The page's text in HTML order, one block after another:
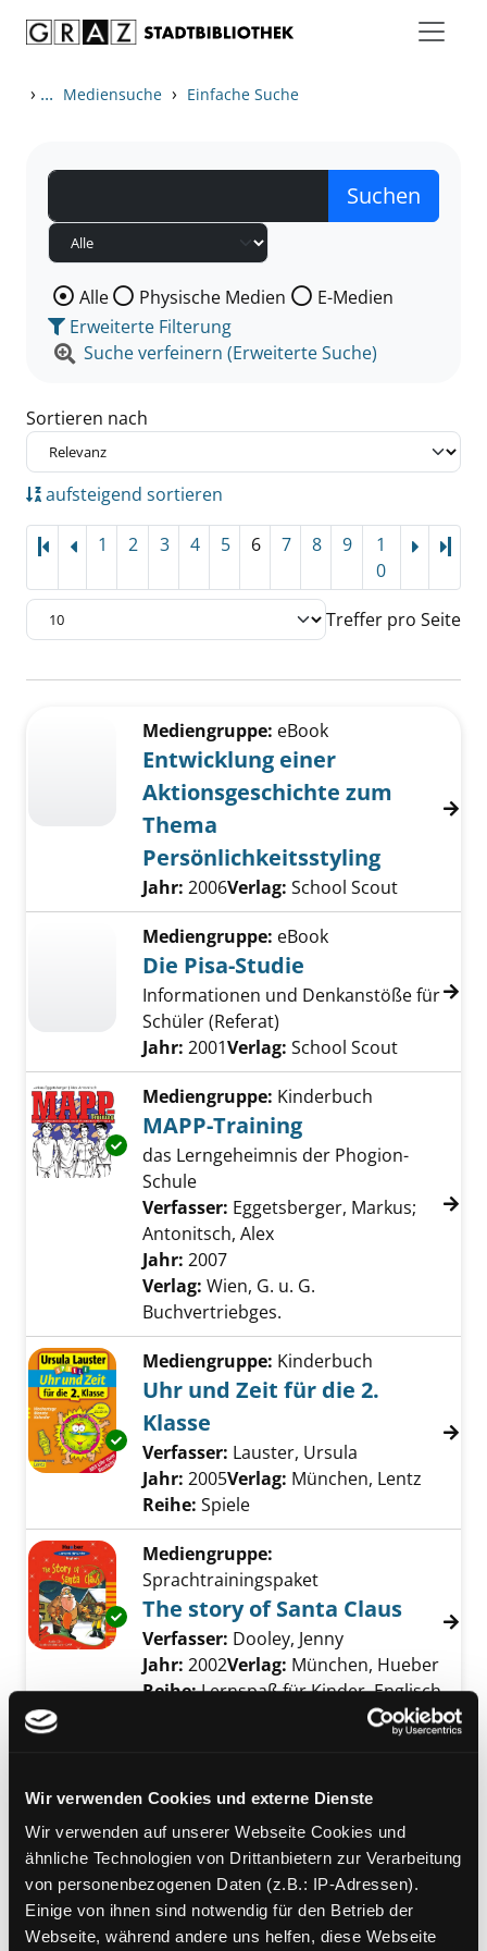
Wir verwenden Cookies und externe Dienste
Wir verwenden auf unserer Webseite Cookies und
ähnliche Technologien von Drittanbietern zur Verarbeitung
von personenbezogenen Daten (z.B.: IP-Adressen).
Einige von ihnen sind notwendig für den Betrieb der
Webseite, während andere uns helfen, diese Webseite
› ... Mediensuche › Einfache Suche
Wählen Sie die Medienart nach der Sie suchen wollen.
Alle Physische Medien
E-Medien
Erweiterte Filterung
Suche verfeinern (Erweiterte Suche)
Sortieren nach
aufsteigend sortieren
1 2 3 4 5 6 7 8 9
1
0
Treffer pro Seite
Zu den Suchfiltern springen
Mediengruppe: eBook
Entwicklung einer
Aktionsgeschichte zum
Thema
Persönlichkeitsstyling
Suche nach diesem Verfasser
Jahr: 2006Verlag: School Scout
Mediengruppe: eBook
Die Pisa-Studie
Informationen und Denkanstöße für
Schüler (Referat)
Suche nach diesem Verfasser
Jahr: 2001Verlag: School Scout
Exemplar-Details von MAPP-Training
Mediengruppe: Kinderbuch
MAPP-Training
das Lerngeheimnis der Phogion-
Schule
Verfasser: Eggetsberger, Markus;
Antonitsch, Alex
Jahr: 2007
Verlag: Wien, G. u. G.
Buchvertriebges.
Exemplar-Details von Uhr und Zeit für die 2.
Mediengruppe: Kinderbuch
Uhr und Zeit für die 2.
Klasse
Verfasser: Lauster, Ursula
Jahr: 2005Verlag: München, Lentz
Reihe: Spiele
Exemplar-Details von The story of Santa
Mediengruppe:
Sprachtrainingspaket
The story of Santa Claus
Verfasser: Dooley, Jenny
Jahr: 2002Verlag: München, Hueber
Reihe:Lernspaß für Kinder, Englisch
Unterrichtsmaterial
und Grundschule
Verfasser: Jammer, Juliane; Narr,
Kristin
Jahr:2018
Übergeordnetes Werk:Dingebox:
Makey Makey